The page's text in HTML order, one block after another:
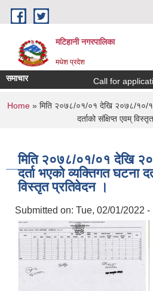
Skip to main content
मटिहानी नगरपालिका
मधेश प्रदेश
समाचार Call for
You are here
Home » मिति २०७८/०१/०१ देखि २०७८/१०/
दर्ताको संक्षिप्त एवम्
मिति २०७८/०१/०१ देखि
दर्ता भएको व्यक्तिगत घटना
विस्तृत प्रतिवेदन ।
Submitted on: Tue, 02/01/2022 -